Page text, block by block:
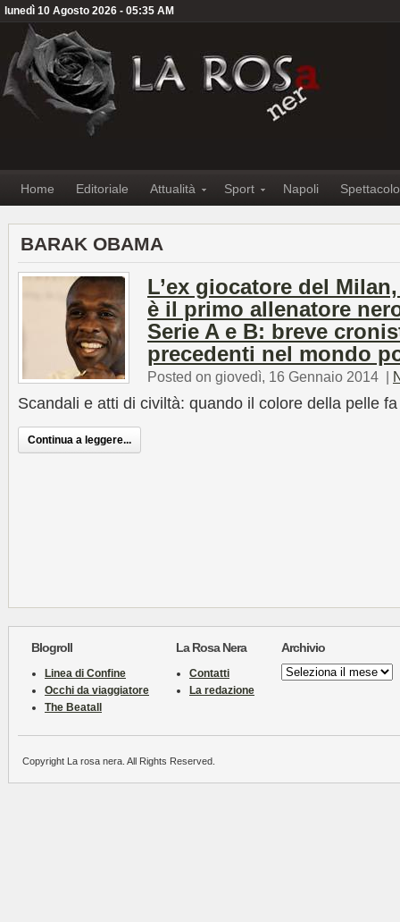
lunedì 10 Agosto 2026 - 05:35 AM
Home Editoriale Attualità Sport Napoli Spettacolo
BARAK OBAMA
L’ex giocatore del
è il primo allenatore
Serie A e B: breve
precedenti nel mondo
Posted on giovedì, 16 Gennaio 2014 |
Scandali e atti di civiltà: quando il colore della pelle
Continua a leggere...
Blogroll
Linea di Confine
Occhi da viaggiatore
The Beatall
La Rosa Nera
Contatti
La redazione
Archivio
Archivio
Copyright La rosa nera. All Rights Reserved.